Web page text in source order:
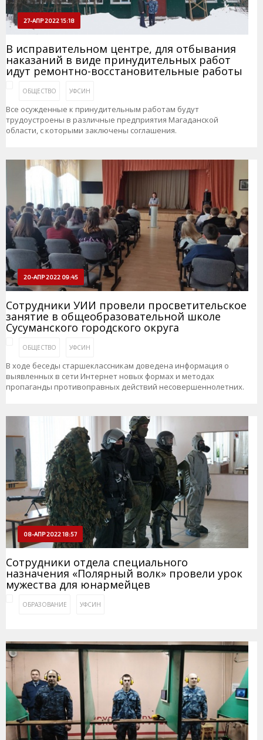
27-АПР 2022 15:18
В исправительном центре, для отбывания
наказаний в виде принудительных работ
идут ремонтно-восстановительные работы
ОБЩЕСТВО УФСИН
Все осужденные к принудительным работам будут
трудоустроены в различные предприятия Магаданской
области, с которыми заключены соглашения.
20-АПР 2022 09:45
Сотрудники УИИ провели просветительское
занятие в общеобразовательной школе
Сусуманского городского округа
ОБЩЕСТВО УФСИН
В ходе беседы старшеклассникам доведена информация о
выявленных в сети Интернет новых формах и методах
пропаганды противоправных действий несовершеннолетних.
08-АПР 2022 18:57
Сотрудники отдела специального
назначения «Полярный волк» провели урок
мужества для юнармейцев
ОБРАЗОВАНИЕ УФСИН